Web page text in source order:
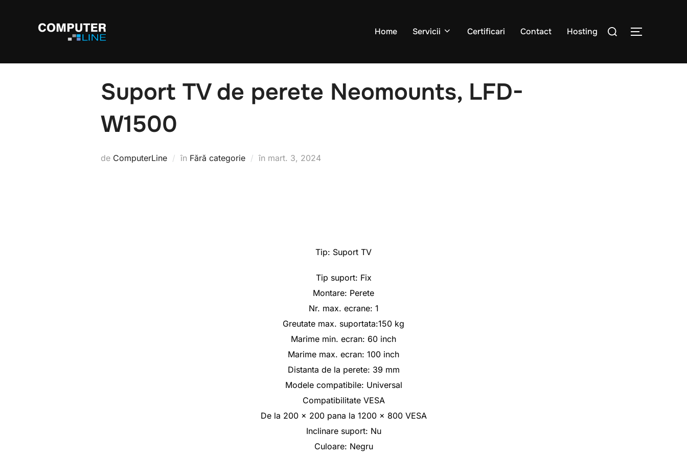
Home Servicii Certificari Contact Hosting
Suport TV de perete Neomounts, LFD-
W1500
de ComputerLine în Fără categorie în mart. 3, 2024
Tip: Suport TV
Tip suport: Fix
Montare: Perete
Nr. max. ecrane: 1
Greutate max. suportata:150 kg
Marime min. ecran: 60 inch
Marime max. ecran: 100 inch
Distanta de la perete: 39 mm
Modele compatibile: Universal
Compatibilitate VESA
De la 200 x 200 pana la 1200 x 800 VESA
Inclinare suport: Nu
Culoare: Negru